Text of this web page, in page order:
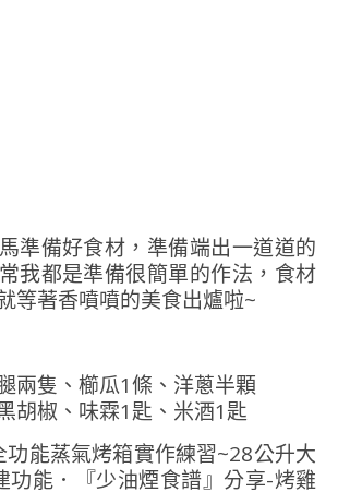
準備好食材，準備端出一道道的
我都是準備很簡單的作法，食材
等著香噴噴的美食出爐啦~
兩隻、櫛瓜1條、洋蔥半顆
胡椒、味霖1匙、米酒1匙